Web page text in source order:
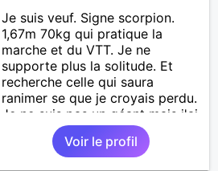
Je suis veuf. Signe scorpion.
1,67m 70kg qui pratique la
marche et du VTT. Je ne
supporte plus la solitude. Et
recherche celle qui saura
ranimer se que je croyais perdu.
Je ne suis pas un géant mais j'ai
un gros coeur. Je supporte pas
le mensonge l'hypocrisie. J'aime
la franchise et l'honnêteté. Les
Voir le profil